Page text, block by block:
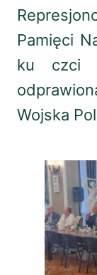
Pamięci
ku czci
Wojska